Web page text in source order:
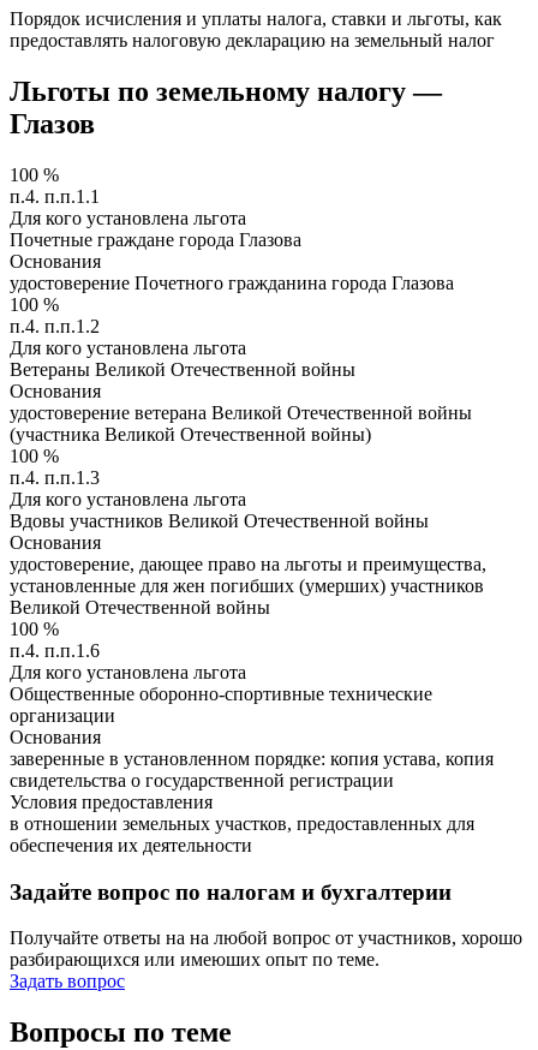
Порядок исчисления и уплаты налога, ставки и льготы, как
предоставлять налоговую декларацию на земельный налог
Льготы по земельному налогу —
Глазов
100 %
п.4. п.п.1.1
Для кого установлена льгота
Почетные граждане города Глазова
Основания
удостоверение Почетного гражданина города Глазова
100 %
п.4. п.п.1.2
Для кого установлена льгота
Ветераны Великой Отечественной войны
Основания
удостоверение ветерана Великой Отечественной войны
(участника Великой Отечественной войны)
100 %
п.4. п.п.1.3
Для кого установлена льгота
Вдовы участников Великой Отечественной войны
Основания
удостоверение, дающее право на льготы и преимущества,
установленные для жен погибших (умерших) участников
Великой Отечественной войны
100 %
п.4. п.п.1.6
Для кого установлена льгота
Общественные оборонно-спортивные технические
организации
Основания
заверенные в установленном порядке: копия устава, копия
свидетельства о государственной регистрации
Условия предоставления
в отношении земельных участков, предоставленных для
обеспечения их деятельности
Задайте вопрос по налогам и бухгалтерии
Получайте ответы на на любой вопрос от участников, хорошо
разбирающихся или имеюших опыт по теме.
Задать вопрос
Вопросы по теме